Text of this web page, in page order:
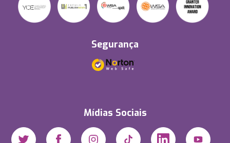
Segurança
Mídias Sociais